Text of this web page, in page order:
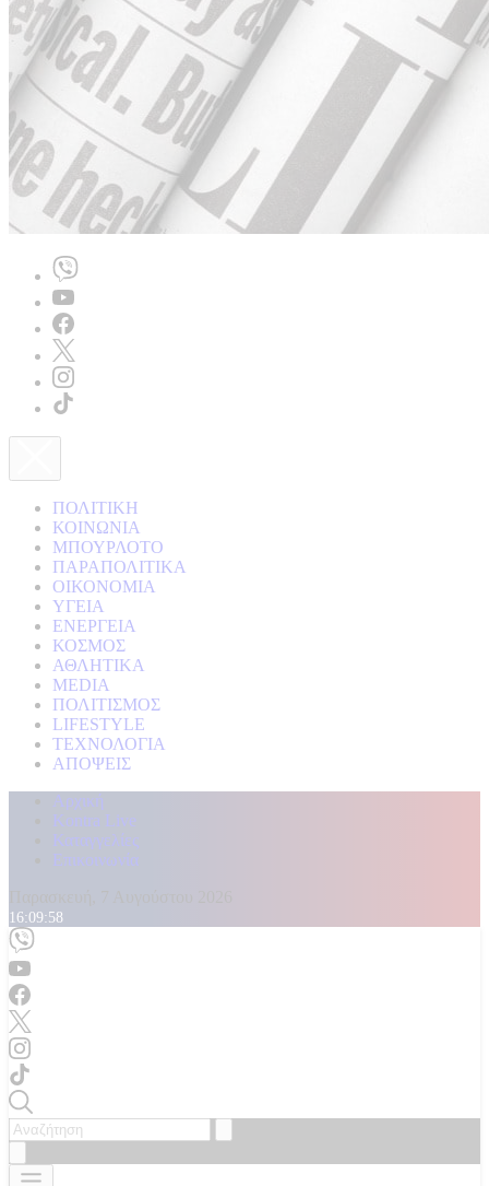
ΠΟΛΙΤΙΚΗ
ΚΟΙΝΩΝΙΑ
ΜΠΟΥΡΛΟΤΟ
ΠΑΡΑΠΟΛΙΤΙΚΑ
ΟΙΚΟΝΟΜΙΑ
ΥΓΕΙΑ
ΕΝΕΡΓΕΙΑ
ΚΟΣΜΟΣ
ΑΘΛΗΤΙΚΑ
MEDIA
ΠΟΛΙΤΙΣΜΟΣ
LIFESTYLE
ΤΕΧΝΟΛΟΓΙΑ
ΑΠΟΨΕΙΣ
Αρχική
Kontra Live
Καταγγελίες
Επικοινωνία
16:10:00